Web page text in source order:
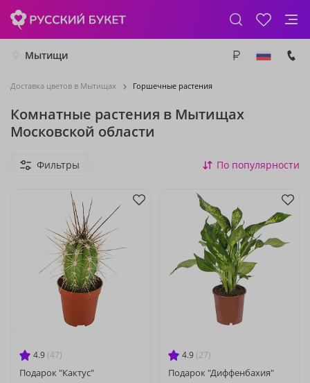
Мытищи
Доставка цветов в Мытищах Горшечные растения
Комнатные растения в Мытищах
Московской области
Фильтры По популярности
4.9 (47)
Подарок "Кактус"
4.9 (27)
Подарок "Диффенбахия"